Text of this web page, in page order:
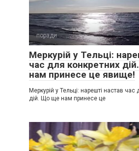
поради
Меркурій у Тельці:
час для конкретних
нам принесе це явище!
Меркурій у Тельці: нарешті настав час
дій. Що ще нам принесе це